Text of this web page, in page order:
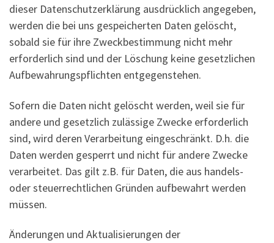
dieser Datenschutzerklärung ausdrücklich angegeben,
werden die bei uns gespeicherten Daten gelöscht,
sobald sie für ihre Zweckbestimmung nicht mehr
erforderlich sind und der Löschung keine gesetzlichen
Aufbewahrungspflichten entgegenstehen.
Sofern die Daten nicht gelöscht werden, weil sie für
andere und gesetzlich zulässige Zwecke erforderlich
sind, wird deren Verarbeitung eingeschränkt. D.h. die
Daten werden gesperrt und nicht für andere Zwecke
verarbeitet. Das gilt z.B. für Daten, die aus handels-
oder steuerrechtlichen Gründen aufbewahrt werden
müssen.
Änderungen und Aktualisierungen der